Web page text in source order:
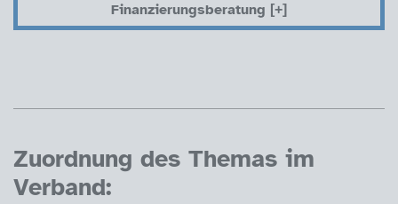
Finanzierungsberatung
Zuordnung des Themas im
Verband: